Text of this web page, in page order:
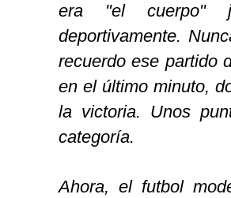
era "el cuerpo"
deportivamente.
recuerdo ese partido
en el último minuto,
la victoria. Unos
categoría.
Ahora, el futbol